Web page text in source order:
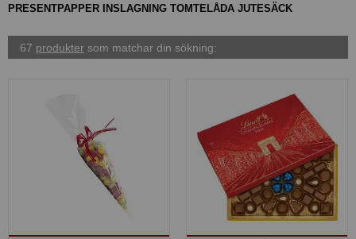
PRESENTPAPPER INSLAGNING TOMTELÅDA JUTESÄCK
67 produkter som matchar din sökning: